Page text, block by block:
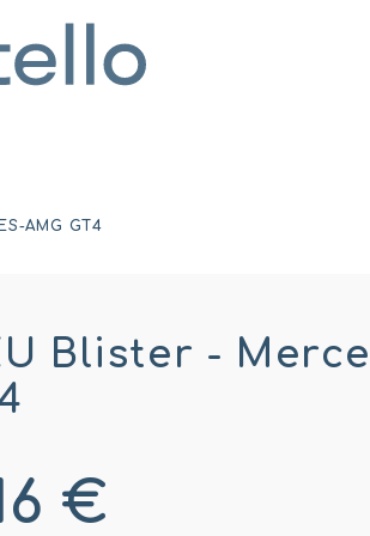
AMG GT4
Blister -
€